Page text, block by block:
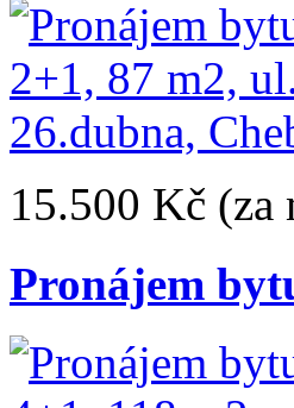
15.500 Kč (za
Pronájem